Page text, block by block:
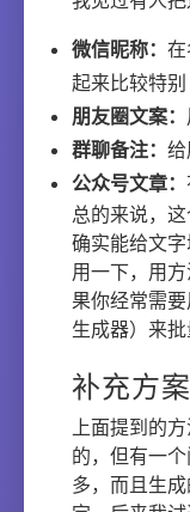
微信昵称：
起来比较特别
朋友圈文案：
群聊备注：
公众号文章：
总的来说，
确实能给文
用一下，用
果你经常需
生成器）来批
补充方
上面提到的
的，但有一
多，而且生